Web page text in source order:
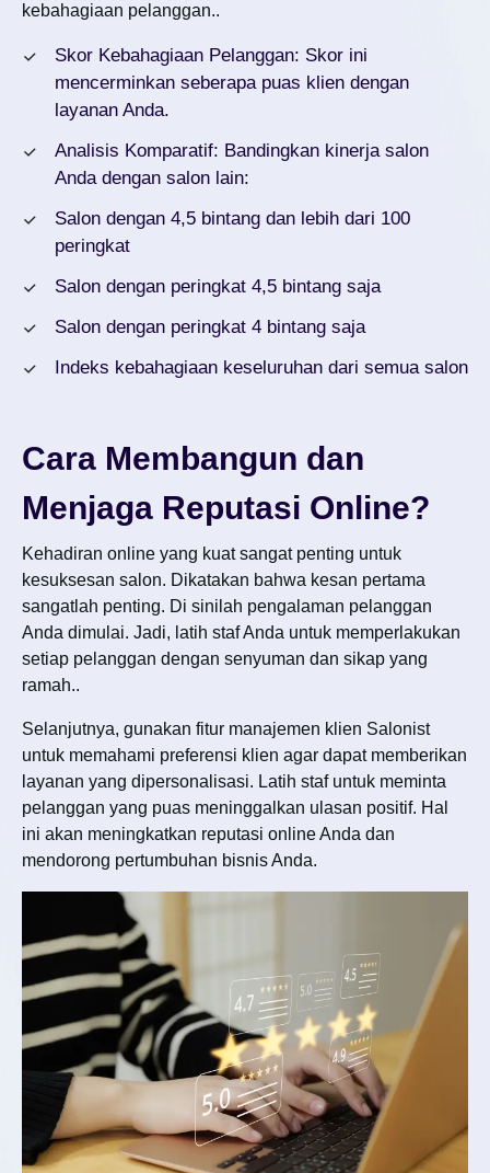
kebahagiaan pelanggan..
Skor Kebahagiaan Pelanggan: Skor ini
mencerminkan seberapa puas klien dengan
layanan Anda.
Analisis Komparatif: Bandingkan kinerja salon
Anda dengan salon lain:
Salon dengan 4,5 bintang dan lebih dari 100
peringkat
Salon dengan peringkat 4,5 bintang saja
Salon dengan peringkat 4 bintang saja
Indeks kebahagiaan keseluruhan dari semua salon
Cara Membangun dan
Menjaga Reputasi Online?
Kehadiran online yang kuat sangat penting untuk
kesuksesan salon. Dikatakan bahwa kesan pertama
sangatlah penting. Di sinilah pengalaman pelanggan
Anda dimulai. Jadi, latih staf Anda untuk memperlakukan
setiap pelanggan dengan senyuman dan sikap yang
ramah..
Selanjutnya, gunakan fitur manajemen klien Salonist
untuk memahami preferensi klien agar dapat memberikan
layanan yang dipersonalisasi. Latih staf untuk meminta
pelanggan yang puas meninggalkan ulasan positif. Hal
ini akan meningkatkan reputasi online Anda dan
mendorong pertumbuhan bisnis Anda.